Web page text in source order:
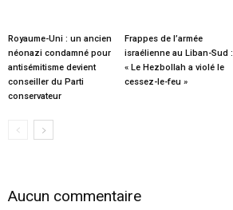
Royaume-Uni : un ancien
néonazi condamné pour
antisémitisme devient
conseiller du Parti
conservateur
Frappes de l’armée
israélienne au Liban-Sud :
« Le Hezbollah a violé le
cessez-le-feu »
Aucun commentaire